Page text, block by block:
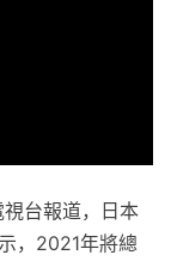
台報道，日本
，2021年將總